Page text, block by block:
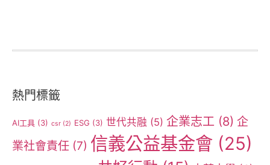
熱門標籤
AI工具 (3) csr (2) ESG (3) 世代共融 (5) 企業志工 (8) 企
業社會責任 (7) 信義公益基金會 (25)